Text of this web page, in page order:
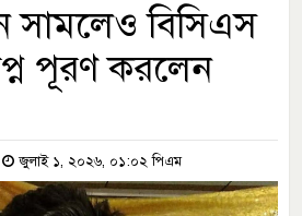
সামলেও বিসিএস
পূরণ করলেন
জুলাই ১, ২০২৬, ০১:০২ পিএম